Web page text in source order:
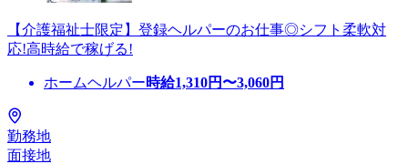
【介護福祉士限定】登録ヘルパーのお仕事◎シフト柔軟対
応!高時給で稼げる!
ホームヘルパー時給1,310円〜3,060円
勤務地
面接地